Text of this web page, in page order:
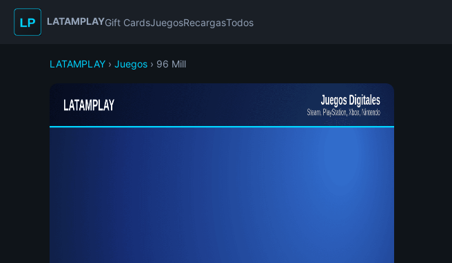
LATAMPLAYGift CardsJuegosRecargasTodos
LATAMPLAY › Juegos › 96 Mill